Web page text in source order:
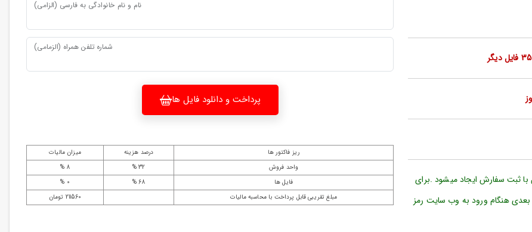
با ثبت سفارش ایجاد میشود .برای
هنگام ورود به وب سایت رمز
نام و نام خانوادگی به فارسی (الزامی)
شماره تلفن همراه (الزمامی)
پرداخت و دانلود فایل ها
ریز فاکتور ها درصد هزینه
میزان مالیات
واحد فروش
32 %
8 %
فایل ها
68 %
0 %
مبلغ تقریبی قابل پرداخت با محاسبه مالیات
211560 تومان